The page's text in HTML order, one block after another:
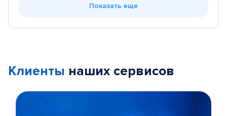
Показать еще
Клиенты наших сервисов